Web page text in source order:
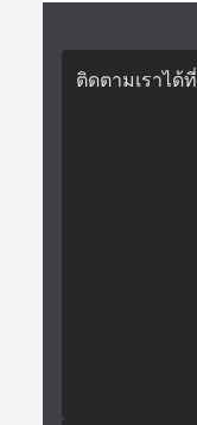
ติดตามเราได้ที่